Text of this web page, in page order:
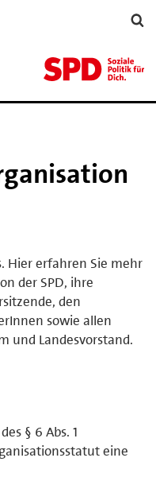
Hier erfahren Sie mehr
der SPD, ihre
den
sowie allen
und Landesvorstand.
§ 6 Abs. 1
eine